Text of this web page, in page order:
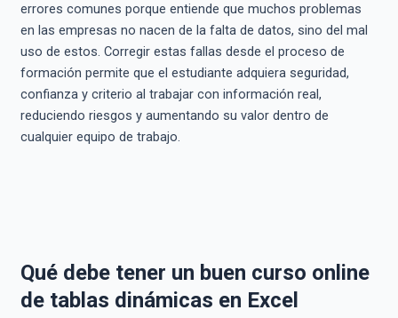
errores comunes porque entiende que muchos problemas
en las empresas no nacen de la falta de datos, sino del mal
uso de estos. Corregir estas fallas desde el proceso de
formación permite que el estudiante adquiera seguridad,
confianza y criterio al trabajar con información real,
reduciendo riesgos y aumentando su valor dentro de
cualquier equipo de trabajo.
Qué debe tener un buen curso online
de tablas dinámicas en Excel